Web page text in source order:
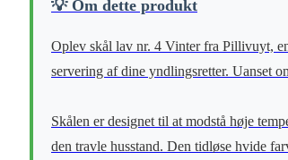
💡 Om dette produkt
Oplev skål lav nr. 4 Vinter fra Pillivuyt,
servering af dine yndlingsretter. Uanset
Skålen er designet til at modstå høje
den travle husstand. Den tidløse hvide